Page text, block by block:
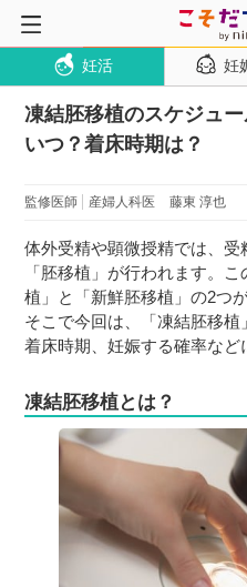
トップページ
妊活
妊娠・出産
妊娠中期
妊娠後期
出産
０歳児
３〜６歳児
妊活 妊
凍結胚移植のスケジュ
いつ？着床時期は？
監修医師 産婦人科医 藤東 淳也
体外受精や顕微授精では、
「胚移植」が行われます。
植」と「新鮮胚移植」の2つ
そこで今回は、「凍結胚移
着床時期、妊娠する確率など
凍結胚移植とは？